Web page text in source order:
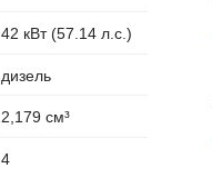
42 кВт (57.14 л.с.)
дизель
2,179 см³
4